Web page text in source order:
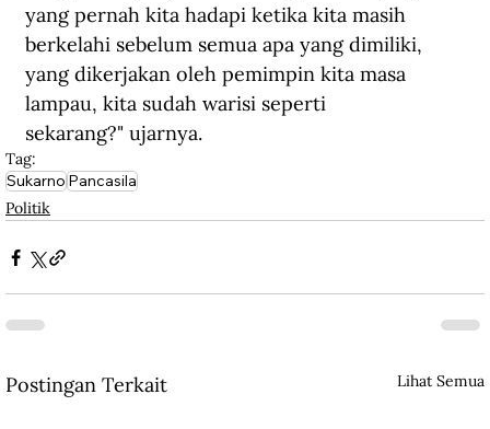
yang pernah kita hadapi ketika kita masih
berkelahi sebelum semua apa yang dimiliki,
yang dikerjakan oleh pemimpin kita masa
lampau, kita sudah warisi seperti
sekarang?" ujarnya.
Tag:
SukarnoPancasila
Politik
Postingan Terkait Lihat Semua